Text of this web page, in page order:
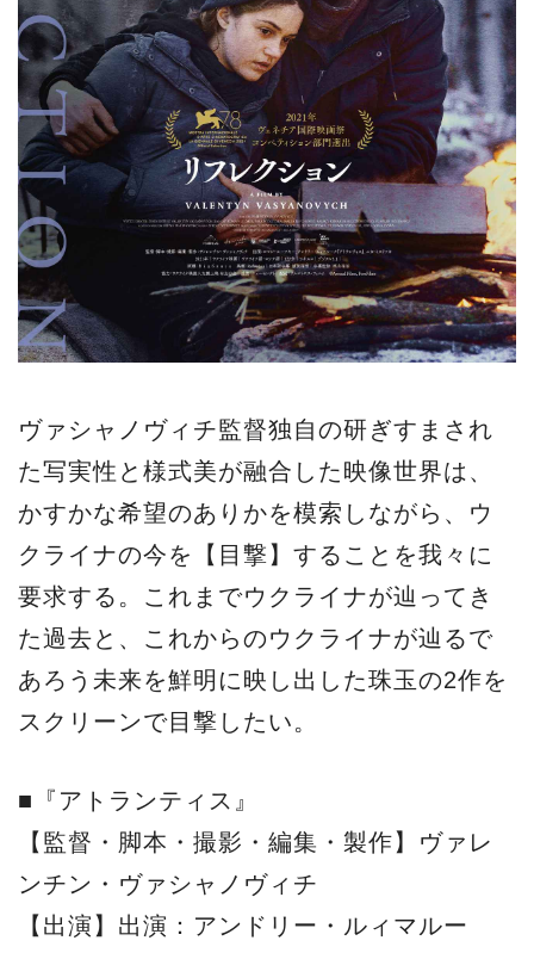
ヴァシャノヴィチ監督独自の研ぎすまされ
た写実性と様式美が融合した映像世界は、
かすかな希望のありかを模索しながら、ウ
クライナの今を【目撃】することを我々に
要求する。これまでウクライナが辿ってき
た過去と、これからのウクライナが辿るで
あろう未来を鮮明に映し出した珠玉の2作を
スクリーンで目撃したい。
■『アトランティス』
【監督・脚本・撮影・編集・製作】ヴァレ
ンチン・ヴァシャノヴィチ
【出演】出演：アンドリー・ルィマルー